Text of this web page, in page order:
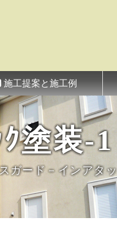
施工提案と施工例
塗装-1
ガード－インアタ